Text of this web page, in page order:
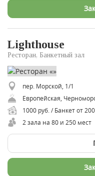
Lighthouse
Ресторан, Банкетный зал
пер. Морской, 1/1
Европейская,
1000 руб. / Банкет от
2 зала на 80 и 250 мест